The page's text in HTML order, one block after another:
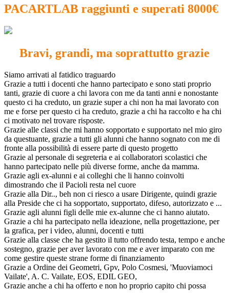
PACARTLAB raggiunti e superati 8000€
Bravi, grandi, ma soprattutto grazie
Siamo arrivati al fatidico traguardo
Grazie a tutti i docenti che hanno partecipato e sono stati proprio
tanti, grazie di cuore a chi lavora con me da tanti anni e nonostante
questo ci ha creduto, un grazie super a chi non ha mai lavorato con
me e forse per questo ci ha creduto, grazie a chi ha raccolto e ha chi
ci motivato nel trovare risposte.
Grazie alle classi che mi hanno sopportato e supportato nel mio giro
da questuante, grazie a tutti gli alunni che hanno sognato con me di
fronte alla possibilità di essere parte di questo progetto
Grazie al personale di segreteria e ai collaboratori scolastici che
hanno partecipato nelle più diverse forme, anche da mamma.
Grazie agli ex-alunni e ai colleghi che li hanno coinvolti
dimostrando che il Pacioli resta nel cuore
Grazie alla Dir.., beh non ci riesco a usare Dirigente, quindi grazie
alla Preside che ci ha sopportato, supportato, difeso, autorizzato e ...
Grazie agli alunni figli delle mie ex-alunne che ci hanno aiutato.
Grazie a chi ha partecipato nella ideazione, nella progettazione, per
la grafica, per i video, alunni, docenti e tutti
Grazie alla classe che ha gestito il tutto offrendo testa, tempo e anche
sostegno, grazie per aver lavorato con me e aver imparato con me
come gestire queste strane forme di finanziamento
Grazie a Ordine dei Geometri, Gpv, Polo Cosmesi, 'Muoviamoci
Vailate', A. C. Vailate, EOS, EDIL GEO,
Grazie anche a chi ha offerto e non ho proprio capito chi possa